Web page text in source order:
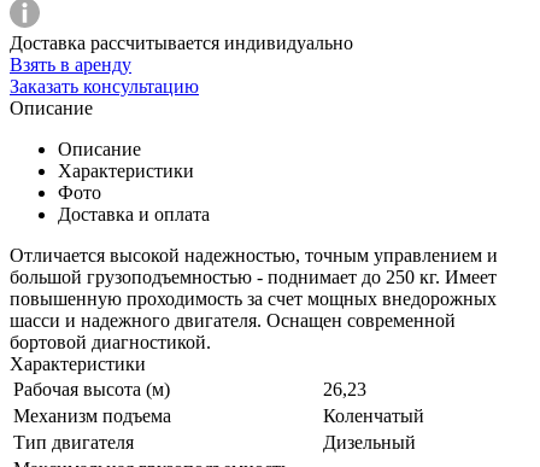
Доставка рассчитывается индивидуально
Взять в аренду
Заказать консультацию
Описание
Описание
Характеристики
Фото
Доставка и оплата
Отличается высокой надежностью, точным управлением и
большой грузоподъемностью - поднимает до 250 кг. Имеет
повышенную проходимость за счет мощных внедорожных
шасси и надежного двигателя. Оснащен современной
бортовой диагностикой.
Характеристики
Рабочая высота (м)
26,23
Механизм подъема
Коленчатый
Тип двигателя
Дизельный